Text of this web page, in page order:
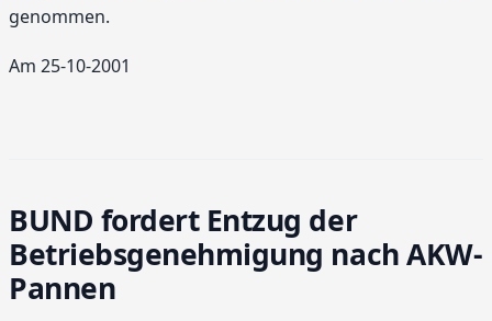
genommen.
Am 25-10-2001
BUND fordert Entzug der
Betriebsgenehmigung nach AKW-
Pannen